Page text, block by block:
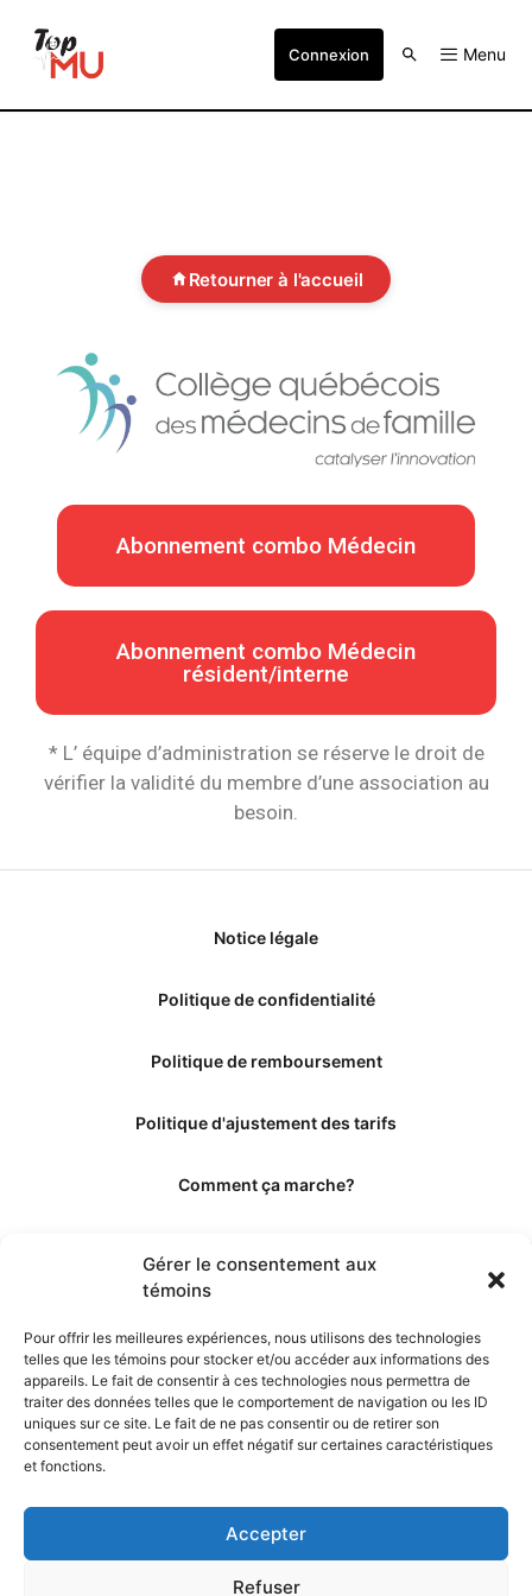
Gérer le consentement aux
témoins
Pour offrir les meilleures expériences, nous utilisons des technologies
telles que les témoins pour stocker et/ou accéder aux informations des
appareils. Le fait de consentir à ces technologies nous permettra de
traiter des données telles que le comportement de navigation ou les ID
uniques sur ce site. Le fait de ne pas consentir ou de retirer son
consentement peut avoir un effet négatif sur certaines caractéristiques
et fonctions.
Accepter
Refuser
Connexion Menu
Retourner à l'accueil
Abonnement combo Médecin
Abonnement combo Médecin
résident/interne
* L’ équipe d’administration se réserve le droit de
vérifier la validité du membre d’une association au
besoin.
Notice légale
Politique de confidentialité
Politique de remboursement
Politique d'ajustement des tarifs
Comment ça marche?
Les éditeurs
Les experts et collaborateurs